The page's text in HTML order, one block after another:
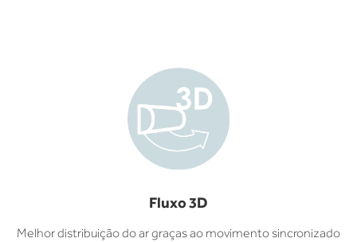
Fluxo 3D
Melhor distribuição do ar graças ao movimento sincronizado